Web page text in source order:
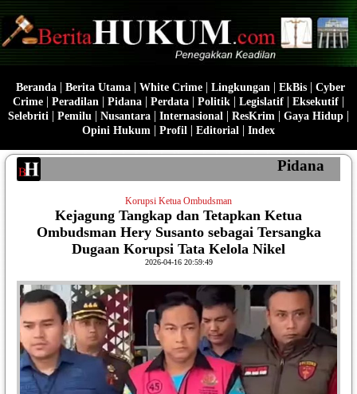
Beranda| Berita Utama| White Crime| Lingkungan | EkBis| Cyber
Crime | Peradilan | Pidana | Perdata | Politik | Legislatif | Eksekutif |
Selebriti | Pemilu | Nusantara | Internasional | ResKrim | Gaya Hidup |
Opini Hukum | Profil | Editorial | Index
Pidana
Korupsi Ketua Ombudsman
Kejagung Tangkap dan Tetapkan Ketua
Ombudsman Hery Susanto sebagai Tersangka
Dugaan Korupsi Tata Kelola Nikel
2026-04-16 20:59:49